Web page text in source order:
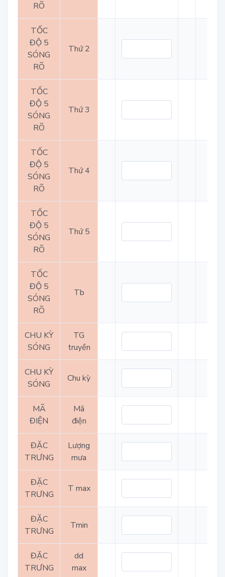
RÕ
TỐC
ĐỘ 5
SÓNG
RÕ
Thứ 2
TỐC
ĐỘ 5
SÓNG
RÕ
Thứ 3
TỐC
ĐỘ 5
SÓNG
RÕ
Thứ 4
TỐC
ĐỘ 5
SÓNG
RÕ
Thứ 5
TỐC
ĐỘ 5
SÓNG
RÕ
Tb
CHU KỲ
SÓNG
TG
truyền
CHU KỲ
SÓNG
Chu kỳ
MÃ
ĐIỆN
Mã
điện
ĐẶC
TRƯNG
Lượng
mưa
ĐẶC
TRƯNG
T max
ĐẶC
TRƯNG
Tmin
ĐẶC
TRƯNG
dd
max